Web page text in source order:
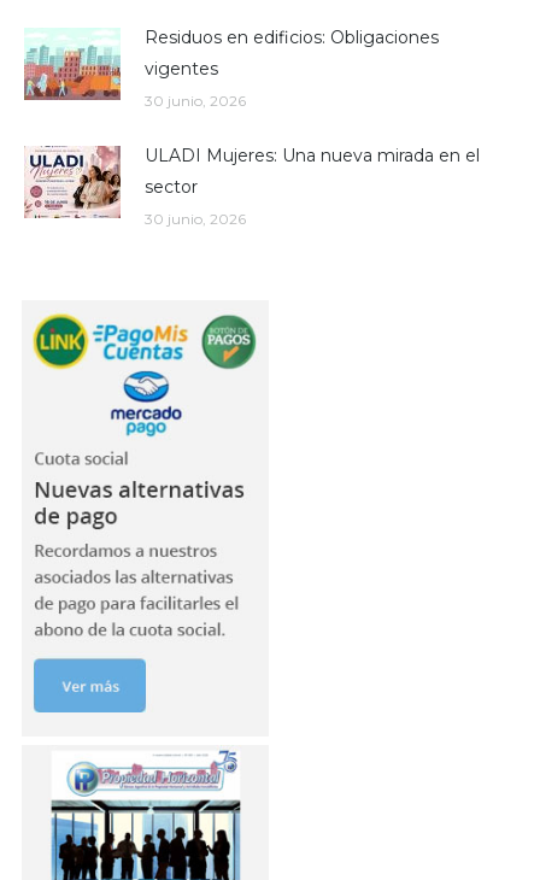
Residuos en edificios: Obligaciones
vigentes
30 junio, 2026
ULADI Mujeres: Una nueva mirada en el
sector
30 junio, 2026